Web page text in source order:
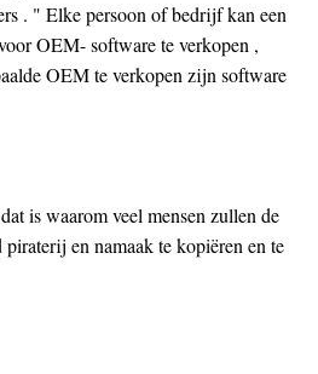
. " Elke persoon of bedrijf kan een
OEM- software te verkopen ,
OEM te verkopen zijn software
is waarom veel mensen zullen de
en namaak te kopiëren en te